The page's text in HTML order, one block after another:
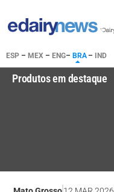
ESP – MEX – ENG– BRA– IND
Produtos em destaque